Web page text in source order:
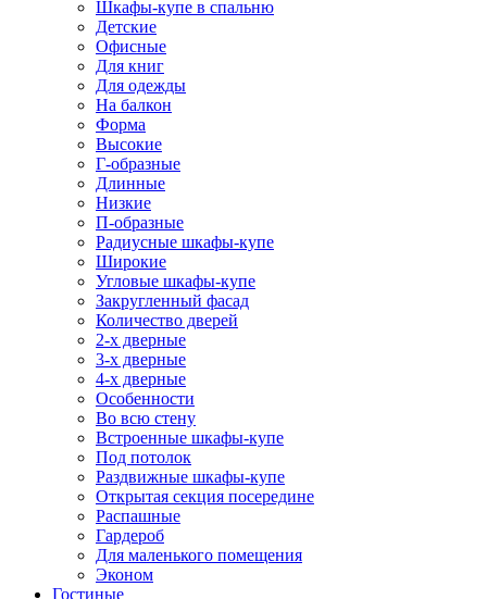
Шкафы-купе в спальню
Детские
Офисные
Для книг
Для одежды
На балкон
Форма
Высокие
Г-образные
Длинные
Низкие
П-образные
Радиусные шкафы-купе
Широкие
Угловые шкафы-купе
Закругленный фасад
Количество дверей
2-х дверные
3-х дверные
4-х дверные
Особенности
Во всю стену
Встроенные шкафы-купе
Под потолок
Раздвижные шкафы-купе
Открытая секция посередине
Распашные
Гардероб
Для маленького помещения
Эконом
Гостиные